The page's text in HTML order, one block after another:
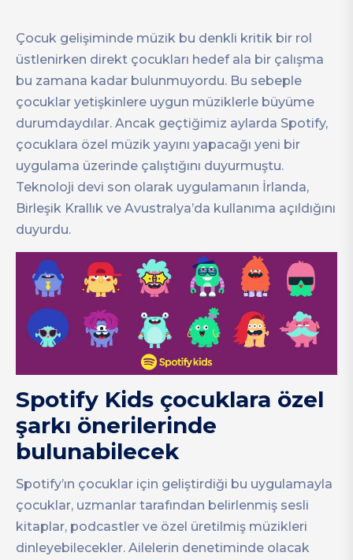
Çocuk gelişiminde müzik bu denkli kritik bir rol
üstlenirken direkt çocukları hedef ala bir çalışma
bu zamana kadar bulunmuyordu. Bu sebeple
çocuklar yetişkinlere uygun müziklerle büyüme
durumdaydılar. Ancak geçtiğimiz aylarda Spotify,
çocuklara özel müzik yayını yapacağı yeni bir
uygulama üzerinde çalıştığını duyurmuştu.
Teknoloji devi son olarak uygulamanın İrlanda,
Birleşik Krallık ve Avustralya’da kullanıma açıldığını
duyurdu.
Spotify Kids çocuklara özel
şarkı önerilerinde
bulunabilecek
Spotify’ın çocuklar için geliştirdiği bu uygulamayla
çocuklar, uzmanlar tarafından belirlenmiş sesli
kitaplar, podcastler ve özel üretilmiş müzikleri
dinleyebilecekler. Ailelerin denetiminde olacak